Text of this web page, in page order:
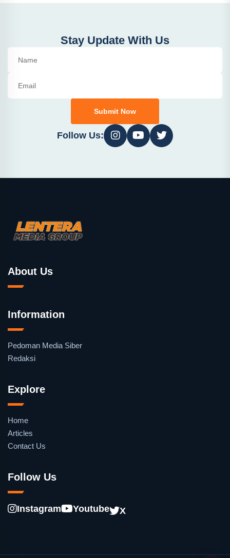
Stay Update With Us
Submit Now
Follow Us:
About Us
Information
Pedoman Media Siber
Redaksi
Explore
Home
Articles
Contact Us
Follow Us
Instagram Youtube X